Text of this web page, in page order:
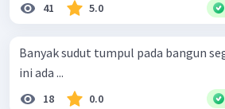
41 5.0
Banyak sudut tumpul pada bangun
ini ada ...
18 0.0